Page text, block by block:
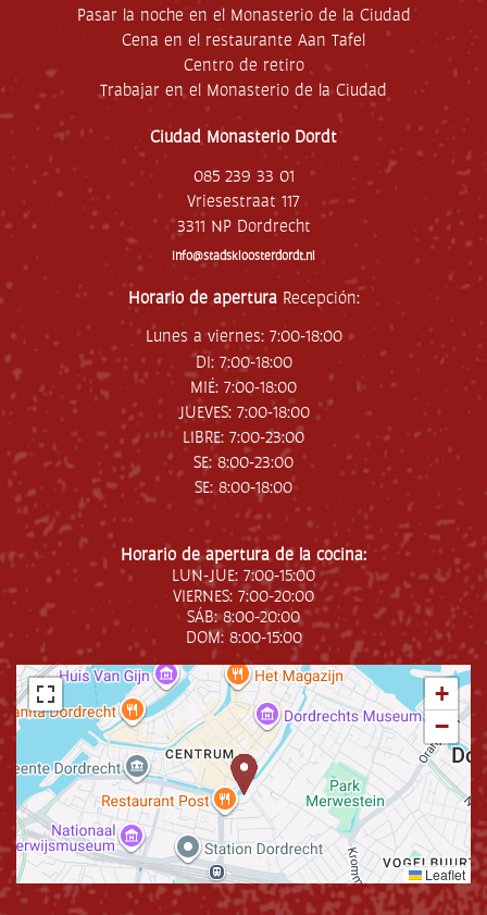
e
o
l
e
c
t
ó
n
i
o
Pasar la noche en el Monasterio de la Ciudad
Cena en el restaurante Aan Tafel
Centro de retiro
Trabajar en el Monasterio de la Ciudad
Ciudad Monasterio Dordt
085 239 33 01
Vriesestraat 117
3311 NP Dordrecht
info@stadskloosterdordt.nl
Horario de aperturaRecepción:
Lunes a viernes: 7:00-18:00
DI: 7:00-18:00
MIÉ: 7:00-18:00
JUEVES: 7:00-18:00
LIBRE: 7:00-23:00
SE: 8:00-23:00
SE: 8:00-18:00
Horario de apertura de la cocina:
LUN-JUE: 7:00-15:00
VIERNES: 7:00-20:00
SÁB: 8:00-20:00
DOM: 8:00-15:00
+
−
Leaflet